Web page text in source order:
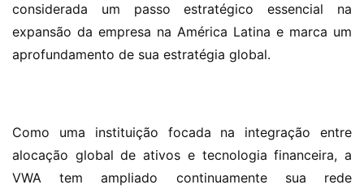
considerada um passo estratégico essencial na
expansão da empresa na América Latina e marca um
aprofundamento de sua estratégia global.
Como uma instituição focada na integração entre
alocação global de ativos e tecnologia financeira, a
VWA tem ampliado continuamente sua rede